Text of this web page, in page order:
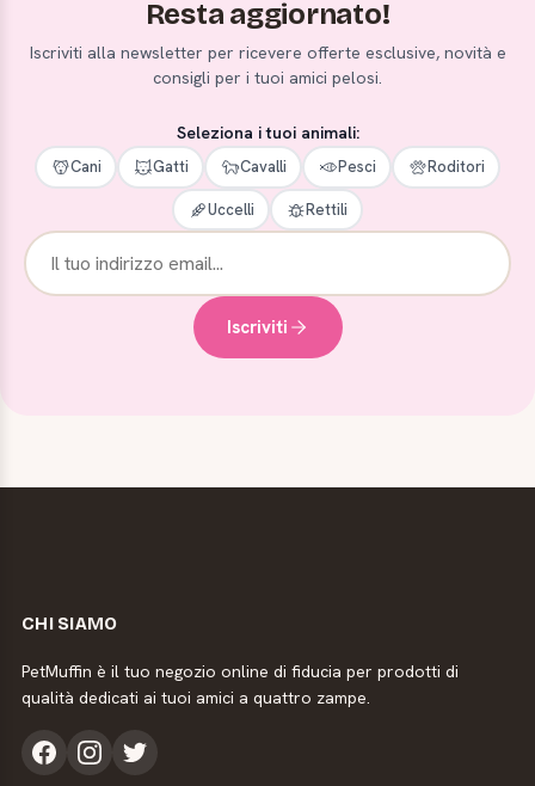
Resta aggiornato!
Iscriviti alla newsletter per ricevere offerte esclusive, novità e
consigli per i tuoi amici pelosi.
Seleziona i tuoi animali:
Cani Gatti Cavalli Pesci Roditori
Uccelli Rettili
Iscriviti
CHI SIAMO
PetMuffin è il tuo negozio online di fiducia per prodotti di
qualità dedicati ai tuoi amici a quattro zampe.